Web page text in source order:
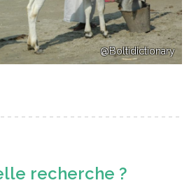
@Boltidictionary
recherche ?